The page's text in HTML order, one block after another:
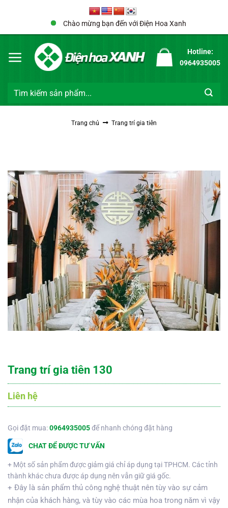
Chào mừng bạn đến với Điện Hoa Xanh
Hotline:
0964935005
Tìm
Trang chủ Trang trí gia tiên
Trang trí gia tiên 130
Liên hệ
Gọi đặt mua:0964935005để nhanh chóng đặt hàng
CHAT ĐỂ ĐƯỢC TƯ VẤN
+ Một số sản phẩm được giảm giá chỉ áp dụng tại TPHCM. Các tỉnh
thành khác chưa được áp dụng nên vẫn giữ giá gốc.
+ Đây là sản phẩm thủ công nghệ thuật nên tùy vào sự cảm
nhận của khách hàng, và tùy vào các mùa hoa trong năm vì vậy